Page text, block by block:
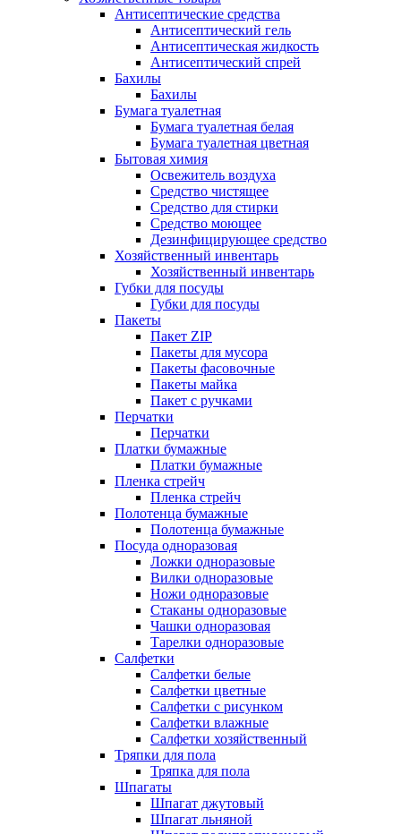
Антисептические средства
Антисептический гель
Антисептическая жидкость
Антисептический спрей
Бахилы
Бахилы
Бумага туалетная
Бумага туалетная белая
Бумага туалетная цветная
Бытовая химия
Освежитель воздуха
Средство чистящее
Средство для стирки
Средство моющее
Дезинфицирующее средство
Хозяйственный инвентарь
Хозяйственный инвентарь
Губки для посуды
Губки для посуды
Пакеты
Пакет ZIP
Пакеты для мусора
Пакеты фасовочные
Пакеты майка
Пакет с ручками
Перчатки
Перчатки
Платки бумажные
Платки бумажные
Пленка стрейч
Пленка стрейч
Полотенца бумажные
Полотенца бумажные
Посуда одноразовая
Ложки одноразовые
Вилки одноразовые
Ножи одноразовые
Стаканы одноразовые
Чашки одноразовая
Тарелки одноразовые
Салфетки
Салфетки белые
Салфетки цветные
Салфетки с рисунком
Салфетки влажные
Салфетки хозяйственный
Тряпки для пола
Тряпка для пола
Шпагаты
Шпагат джутовый
Шпагат льняной